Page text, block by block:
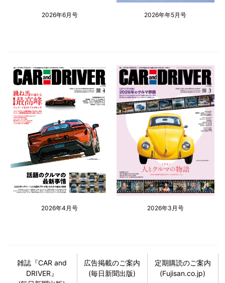
2026年6月号 2026年年5月号
2026年4月号 2026年3月号
雑誌『CAR and
DRIVER』
広告掲載のご案内
(毎日新聞出版)
定期購読のご案内
(Fujisan.co.jp)